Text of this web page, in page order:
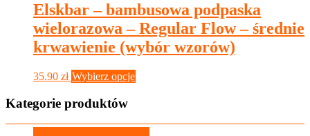
Opcje
można
wybrać
na
Elskbar – bambusowa podpaska
wielorazowa – Regular Flow – średnie
krwawienie (wybór wzorów)
35.90 zł Wybierz opcje
wariantów.
Kategorie produktów